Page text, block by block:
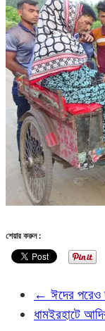
শেয়ার করুন :
← ঈদের পরেও
ধামইরহাটে